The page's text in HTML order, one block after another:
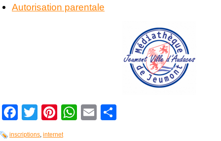
Autorisation parentale
Facebook
TwitterPinterest
WhatsApp
Email
inscriptions, internet